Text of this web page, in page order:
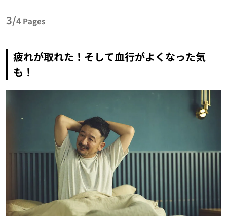
3/4 Pages
疲れが取れた！そして血行がよくなった気
も！